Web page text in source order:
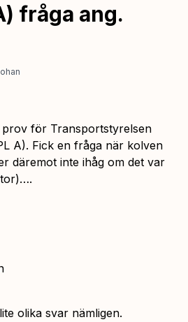
fråga ang.
för Transportstyrelsen
A). Fick en fråga när kolven
däremot inte ihåg om det var
olika svar nämligen.